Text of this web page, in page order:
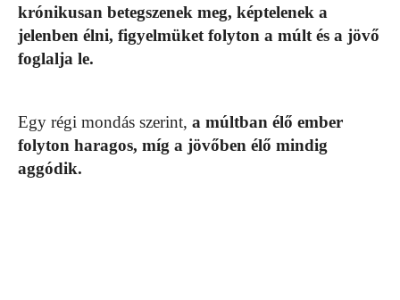
krónikusan betegszenek meg, képtelenek a
jelenben élni, figyelmüket folyton a múlt és a jövő
foglalja le.
Egy régi mondás szerint, a múltban élő ember
folyton haragos, míg a jövőben élő mindig
aggódik.